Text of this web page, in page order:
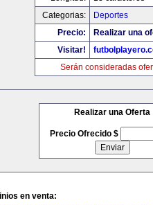
Categorias:
Deportes
Precio:
Realizar una
Visitar!
Serán consideradas
Realizar una Oferta
Precio Ofrecido $
en venta: